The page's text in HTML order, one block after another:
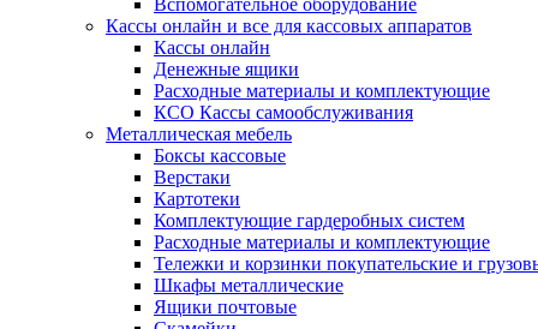
Вспомогательное оборудование
Кассы онлайн и все для кассовых аппаратов
Кассы онлайн
Денежные ящики
Расходные материалы и комплектующие
КСО Кассы самообслуживания
Металлическая мебель
Боксы кассовые
Верстаки
Картотеки
Комплектующие гардеробных систем
Расходные материалы и комплектующие
Тележки и корзинки покупательские и
Шкафы металлические
Ящики почтовые